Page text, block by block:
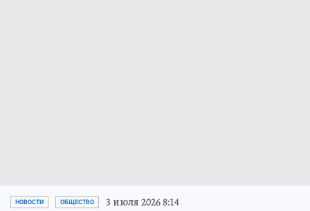
НОВОСТИ ОБЩЕСТВО 3 июля 2026 8:14